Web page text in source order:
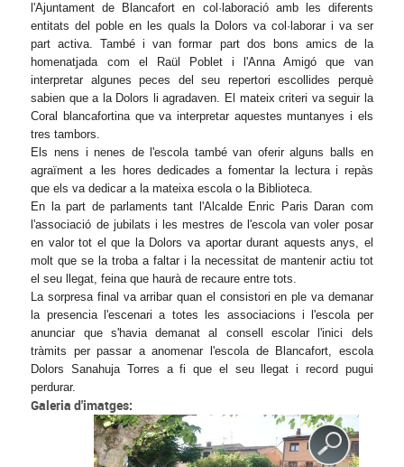
l'Ajuntament de Blancafort en col·laboració amb les diferents
entitats del poble en les quals la Dolors va col·laborar i va ser
part activa. També i van formar part dos bons amics de la
homenatjada com el Raül Poblet i l'Anna Amigó que van
interpretar algunes peces del seu repertori escollides perquè
sabien que a la Dolors li agradaven. El mateix criteri va seguir la
Coral blancafortina que va interpretar aquestes muntanyes i els
tres tambors.
Els nens i nenes de l'escola també van oferir alguns balls en
agraïment a les hores dedicades a fomentar la lectura i repàs
que els va dedicar a la mateixa escola o la Biblioteca.
En la part de parlaments tant l'Alcalde Enric Paris Daran com
l'associació de jubilats i les mestres de l'escola van voler posar
en valor tot el que la Dolors va aportar durant aquests anys, el
molt que se la troba a faltar i la necessitat de mantenir actiu tot
el seu llegat, feina que haurà de recaure entre tots.
La sorpresa final va arribar quan el consistori en ple va demanar
la presencia l'escenari a totes les associacions i l'escola per
anunciar que s'havia demanat al consell escolar l'inici dels
tràmits per passar a anomenar l'escola de Blancafort, escola
Dolors Sanahuja Torres a fi que el seu llegat i record pugui
perdurar.
Galeria d'imatges: